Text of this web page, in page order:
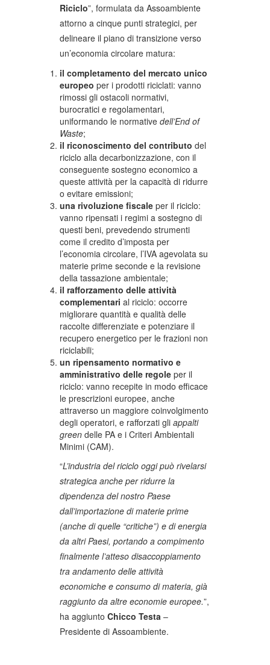
Riciclo”, formulata da Assoambiente
attorno a cinque punti strategici, per
delineare il piano di transizione verso
un’economia circolare matura:
il completamento del mercato unico
europeo per i prodotti riciclati: vanno
rimossi gli ostacoli normativi,
burocratici e regolamentari,
uniformando le normative dell’End of
Waste;
il riconoscimento del contributo del
riciclo alla decarbonizzazione, con il
conseguente sostegno economico a
queste attività per la capacità di ridurre
o evitare emissioni;
una rivoluzione fiscale per il riciclo:
vanno ripensati i regimi a sostegno di
questi beni, prevedendo strumenti
come il credito d’imposta per
l’economia circolare, l’IVA agevolata su
materie prime seconde e la revisione
della tassazione ambientale;
il rafforzamento delle attività
complementari al riciclo: occorre
migliorare quantità e qualità delle
raccolte differenziate e potenziare il
recupero energetico per le frazioni non
riciclabili;
un ripensamento normativo e
amministrativo delle regole per il
riciclo: vanno recepite in modo efficace
le prescrizioni europee, anche
attraverso un maggiore coinvolgimento
degli operatori, e rafforzati gli appalti
green delle PA e i Criteri Ambientali
Minimi (CAM).
“L’industria del riciclo oggi può rivelarsi
strategica anche per ridurre la
dipendenza del nostro Paese
dall’importazione di materie prime
(anche di quelle “critiche”) e di energia
da altri Paesi, portando a compimento
finalmente l’atteso disaccoppiamento
tra andamento delle attività
economiche e consumo di materia, già
raggiunto da altre economie europee.”,
ha aggiunto Chicco Testa –
Presidente di Assoambiente.